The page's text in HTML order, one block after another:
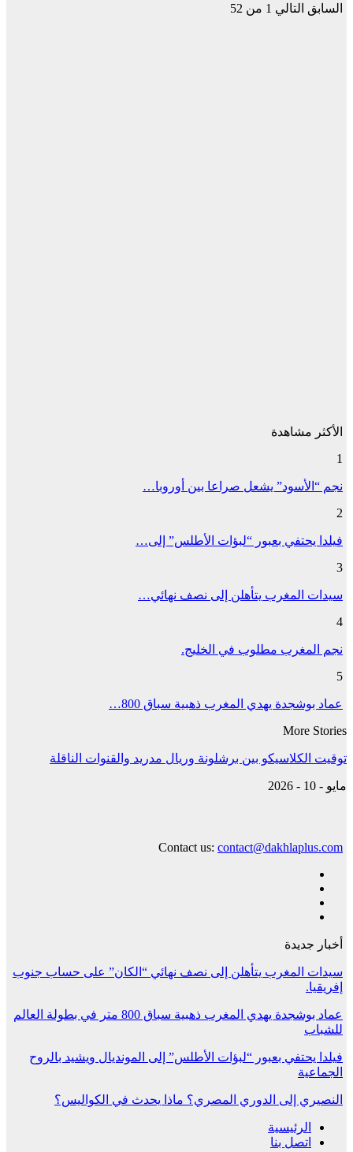
السابق التالي 1 من 52
الأكثر مشاهدة
1
نجم “الأسود” يشعل صراعا بين أوروبا…
2
فيلدا يحتفي بعبور “لبؤات الأطلس” إلى…
3
سيدات المغرب يتأهلن إلى نصف نهائي…
4
نجم المغرب مطلوب في الخليج.
5
عماد بوشجدة يهدي المغرب ذهبية سباق 800…
More Stories
توقيت الكلاسيكو بين برشلونة وريال مدريد والقنوات الناقلة
مايو - 10 - 2026
Contact us: contact@dakhlaplus.com
أخبار جديدة
سيدات المغرب يتأهلن إلى نصف نهائي “الكان” على حساب جنوب
إفريقيا.
عماد بوشجدة يهدي المغرب ذهبية سباق 800 متر في بطولة العالم
للشباب
فيلدا يحتفي بعبور “لبؤات الأطلس” إلى المونديال ويشيد بالروح
الجماعية
النصيري إلى الدوري المصري؟ ماذا يحدث في الكواليس؟
الرئيسية
اتصل بنا